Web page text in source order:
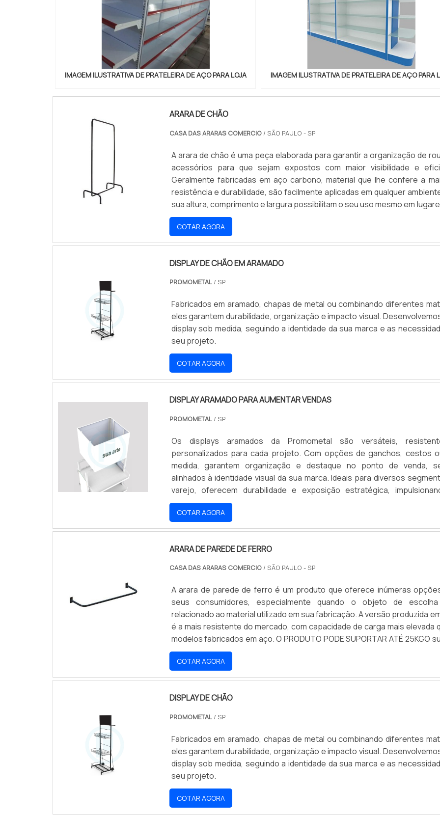
IMAGEM ILUSTRATIVA DE PRATELEIRA DE AÇO PARA LOJA IMAGEM ILUSTRATIVA DE PRATELEIRA DE AÇO PARA
ARARA DE CHÃO
CASA DAS ARARAS COMERCIO/ SÃO PAULO - SP
A arara de chão é uma peça elaborada para garantir a organização de
acessórios para que sejam expostos com maior visibilidade e
Geralmente fabricadas em aço carbono, material que lhe confere a
resistência e durabilidade, são facilmente aplicadas em qualquer
sua altura, comprimento e largura possibilitam o seu uso mesmo em
pouco espaço. PROPORCIONAM MAIS ESTABILIDADE DURANTE O USOPor
produto que se mantém no chão, as araras são fabr.
COTAR AGORA
DISPLAY DE CHÃO EM ARAMADO
PROMOMETAL/ SP
Fabricados em aramado, chapas de metal ou combinando diferentes
eles garantem durabilidade, organização e impacto visual.
display sob medida, seguindo a identidade da sua marca e as
seu projeto.
COTAR AGORA
DISPLAY ARAMADO PARA AUMENTAR VENDAS
PROMOMETAL/ SP
Os displays aramados da Promometal são versáteis,
personalizados para cada projeto. Com opções de ganchos, cestos
medida, garantem organização e destaque no ponto de venda,
alinhados à identidade visual da sua marca. Ideais para diversos
varejo, oferecem durabilidade e exposição estratégica,
vendas. Desenvolvemos soluções que otimizam seu espaço e valorizam
produtos. Solicite um orçamento e transforme seu PDV com a Promometal!
COTAR AGORA
ARARA DE PAREDE DE FERRO
CASA DAS ARARAS COMERCIO/ SÃO PAULO - SP
A arara de parede de ferro é um produto que oferece inúmeras
seus consumidores, especialmente quando o objeto de
relacionado ao material utilizado em sua fabricação. A versão produzida
é a mais resistente do mercado, com capacidade de carga mais elevada
modelos fabricados em aço. O PRODUTO PODE SUPORTAR ATÉ 25KGO
de ferro, portanto, pode suportar até 25kg de carga, graças à sua
tubular fabricada em uma única peça, sem a presença de solda.
COTAR AGORA
DISPLAY DE CHÃO
PROMOMETAL/ SP
Fabricados em aramado, chapas de metal ou combinando diferentes
eles garantem durabilidade, organização e impacto visual.
display sob medida, seguindo a identidade da sua marca e as
seu projeto.
COTAR AGORA